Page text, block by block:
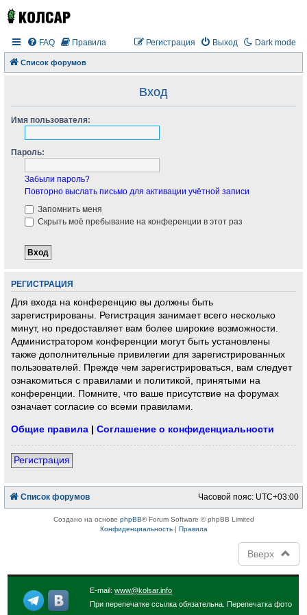
Dark mode
FAQ Правила Выход
Регистрация
Список форумов
Вход
Имя пользователя:
Пароль:
Забыли пароль?
Повторно выслать письмо для активации учётной записи
Запомнить меня
Скрыть моё пребывание на конференции в этот раз
РЕГИСТРАЦИЯ
Для входа на конференцию вы должны быть
зарегистрированы. Регистрация занимает всего несколько
минут, но предоставляет вам более широкие возможности.
Администратором конференции могут быть установлены
также дополнительные привилегии для зарегистрированных
пользователей. Прежде чем зарегистрироваться, вам следует
ознакомиться с правилами и политикой, принятыми на
конференции. Помните, что ваше присутствие на форумах
означает согласие со всеми правилами.
Общие правила |Соглашение о конфиденциальности
Регистрация
Список форумов Часовой пояс: UTC+03:00
Создано на основе phpBB® Forum Software © phpBB Limited
Конфиденциальность| Правила
Вверх
E-mail:www@kolsar.info
При перепечатке ссылка обязательна. Перепечатка фото